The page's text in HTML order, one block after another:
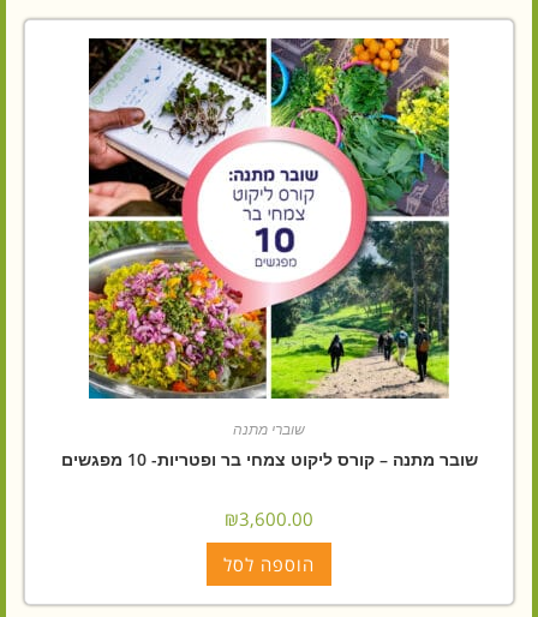
שוברי מתנה
שובר מתנה – קורס ליקוט צמחי בר ופטריות- 10 מפגשים
₪3,600.00
הוספה לסל